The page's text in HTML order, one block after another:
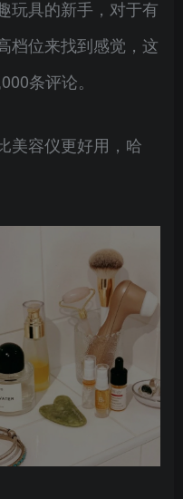
玩具的新手，对于有
档位来找到感觉，这
条评论。
美容仪更好用，哈